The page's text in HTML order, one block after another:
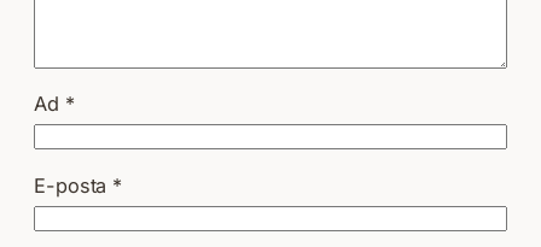
Ad *
E-posta *